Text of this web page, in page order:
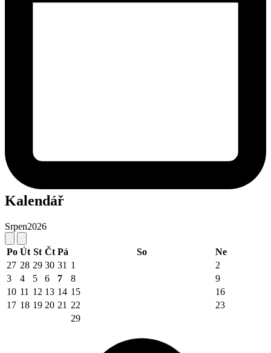
Kalendář
Srpen2026
Po Út St Čt Pá So
Ne
27 28 29 30 31 1
2
3
4 5 6 7 8
9
10 11 12 13 14 15
16
17 18 19 20 21 22 23
29